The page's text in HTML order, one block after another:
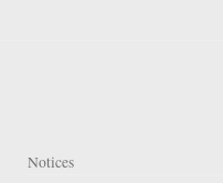
Notices